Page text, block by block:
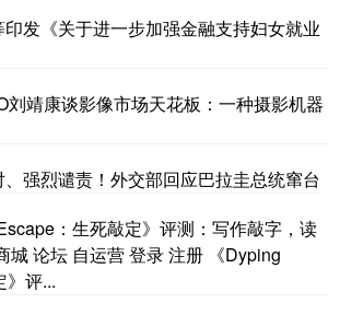
发《关于进一步加强金融支持妇女就业
刘靖康谈影像市场天花板：一种摄影机器
强烈谴责！外交部回应巴拉圭总统窜台
：生死敲定》评测：写作敲字，读
城 论坛 自运营 登录 注册 《Dyping
》评...